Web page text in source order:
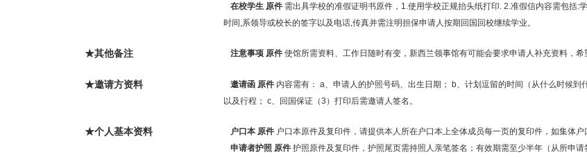
在校学生 原件 需出具学校的准假证明书原件，1.使用学校正规抬头纸打印. 2.准假信内容需包括:
时间,系领导或校长的签字以及电话,传真并需注明担保申请人按期回国回校继续学业。
★其他备注 注意事项 原件 使馆所需资料、工作日随时有变，新西兰领事馆有可能会要求申请人补充资料，希
★邀请方资料 邀请函 原件 内容需有： a、申请人的护照号码、出生日期； b、计划逗留的时间（从什么时候到
以及行程； c、回国保证（3）打印后需邀请人签名。
★个人基本资料 户口本 原件 户口本原件及复印件，请提供本人所在户口本上全体成员每一页的复印件，如集体户
申请者护照 原件 护照原件及复印件，护照尾页需持照人亲笔签名；有效期需至少半年（从所申